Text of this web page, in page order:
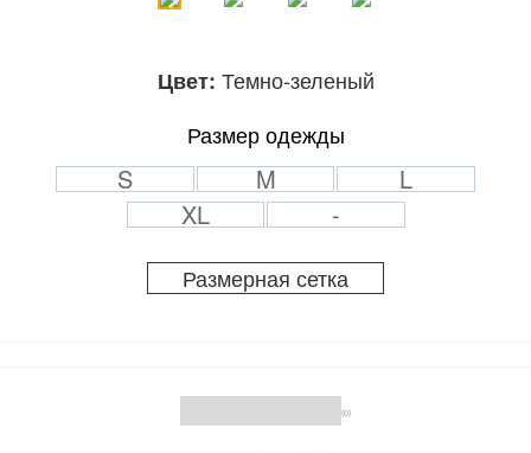
Цвет: Темно-зеленый
Размер одежды
S M
L
XL
-
Размерная сетка
(0)